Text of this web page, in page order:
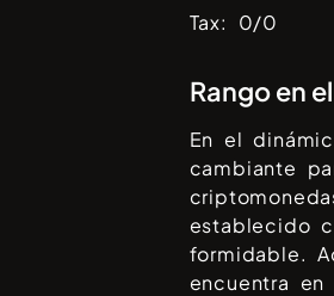
Tax: 0/0
Rango en
En el
cambiante
establecido
formidable.
encuentra